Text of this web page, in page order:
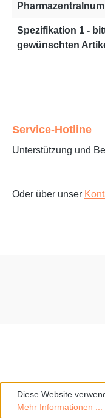
Spezifikation 1 -
gewünschten
Service-Hotline
Unterstützung und
Oder über unser
Diese Website
Mehr Informationen ...